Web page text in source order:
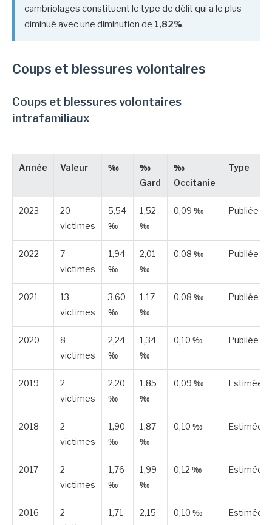
cambriolages constituent le type de délit qui a le plus
diminué avec une diminution de 1,82%.
Coups et blessures volontaires
Coups et blessures volontaires
intrafamiliaux
Année Valeur ‰
‰
Gard
‰
Occitanie
Type
2023
20
victimes
5,54
‰
1,52
‰
0,09 ‰ Publiée
2022
7
victimes
1,94
‰
2,01
‰
0,08 ‰ Publiée
2021
13
victimes
3,60
‰
1,17
‰
0,08 ‰ Publiée
2020
8
victimes
2,24
‰
1,34
‰
0,10 ‰ Publiée
2019
2
victimes
2,20
‰
1,85
‰
0,09 ‰ Estimée
2018
2
victimes
1,90
‰
1,87
‰
0,10 ‰ Estimée
2017
2
victimes
1,76
‰
1,99
‰
0,12 ‰ Estimée
2016
2
1,71
2,15
0,10 ‰ Estimée